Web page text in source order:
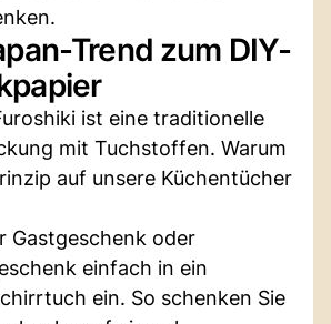
Trend zum DIY-
ist eine traditionelle
mit Tuchstoffen. Warum
auf unsere Küchentücher
Gastgeschenk oder
einfach in ein
ein. So schenken Sie